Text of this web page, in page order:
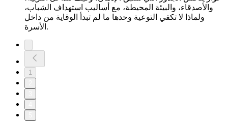
والأصدقاء، والبيئة المحيطة، مع أساليب استهداف الشباب،
ولماذا لا تكفي التوعية وحدها ما لم تبدأ الوقاية من داخل
الأسرة.
1